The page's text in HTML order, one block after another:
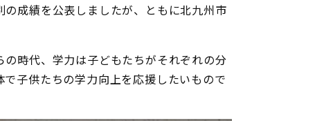
成績を公表しましたが、ともに北九州市
時代、学力は子どもたちがそれぞれの分
子供たちの学力向上を応援したいもので